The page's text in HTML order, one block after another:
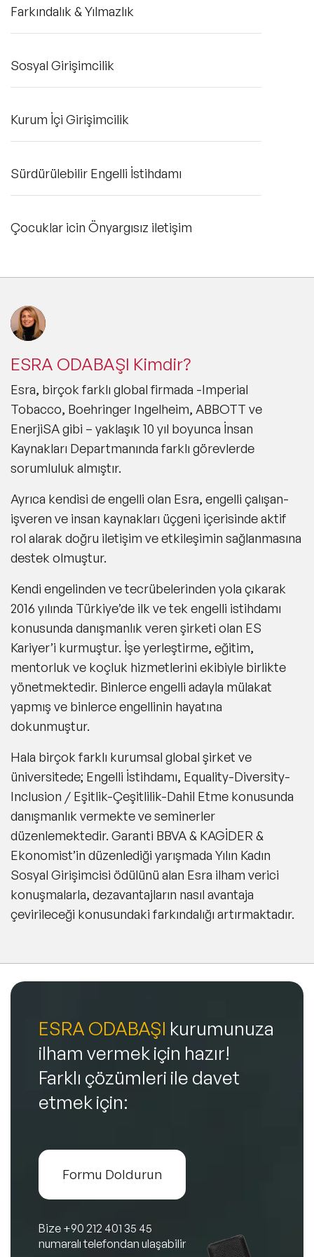
Farkındalık & Yılmazlık
Sosyal Girişimcilik
Kurum İçi Girişimcilik
Sürdürülebilir Engelli İstihdamı
Çocuklar icin Önyargısız iletişim
ESRA ODABAŞI Kimdir?
Esra, birçok farklı global firmada -Imperial
Tobacco, Boehringer Ingelheim, ABBOTT ve
EnerjiSA gibi – yaklaşık 10 yıl boyunca İnsan
Kaynakları Departmanında farklı görevlerde
sorumluluk almıştır.
Ayrıca kendisi de engelli olan Esra, engelli çalışan-
işveren ve insan kaynakları üçgeni içerisinde aktif
rol alarak doğru iletişim ve etkileşimin sağlanmasına
destek olmuştur.
Kendi engelinden ve tecrübelerinden yola çıkarak
2016 yılında Türkiye’de ilk ve tek engelli istihdamı
konusunda danışmanlık veren şirketi olan ES
Kariyer’i kurmuştur. İşe yerleştirme, eğitim,
mentorluk ve koçluk hizmetlerini ekibiyle birlikte
yönetmektedir. Binlerce engelli adayla mülakat
yapmış ve binlerce engellinin hayatına
dokunmuştur.
Hala birçok farklı kurumsal global şirket ve
üniversitede; Engelli İstihdamı, Equality-Diversity-
Inclusion / Eşitlik-Çeşitlilik-Dahil Etme konusunda
danışmanlık vermekte ve seminerler
düzenlemektedir. Garanti BBVA & KAGİDER &
Ekonomist’in düzenlediği yarışmada Yılın Kadın
Sosyal Girişimcisi ödülünü alan Esra ilham verici
konuşmalarla, dezavantajların nasıl avantaja
çevirileceği konusundaki farkındalığı artırmaktadır.
ESRA ODABAŞI kurumunuza
ilham vermek için hazır!
Farklı çözümleri ile davet
etmek için:
Formu Doldurun
Bize +90 212 401 35 45
numaralı telefondan ulaşabilir